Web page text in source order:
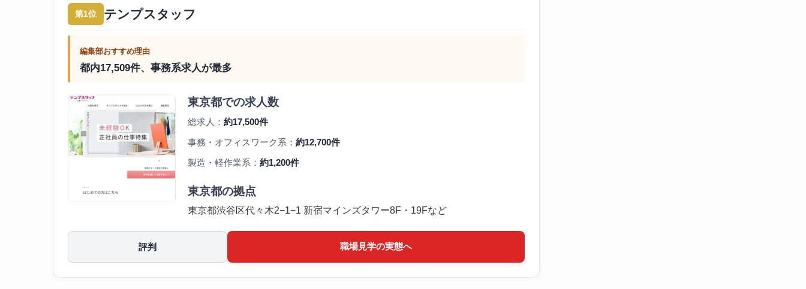
第1位 テンプスタッフ
編集部おすすめ理由
都内17,509件、事務系求人が最多
東京都での求人数
総求人： 約17,500件
事務・オフィスワーク系： 約12,700件
製造・軽作業系： 約1,200件
東京都の拠点
東京都渋谷区代々木2−1−1 新宿マインズタワー8F・19Fなど
評判 職場見学の実態へ